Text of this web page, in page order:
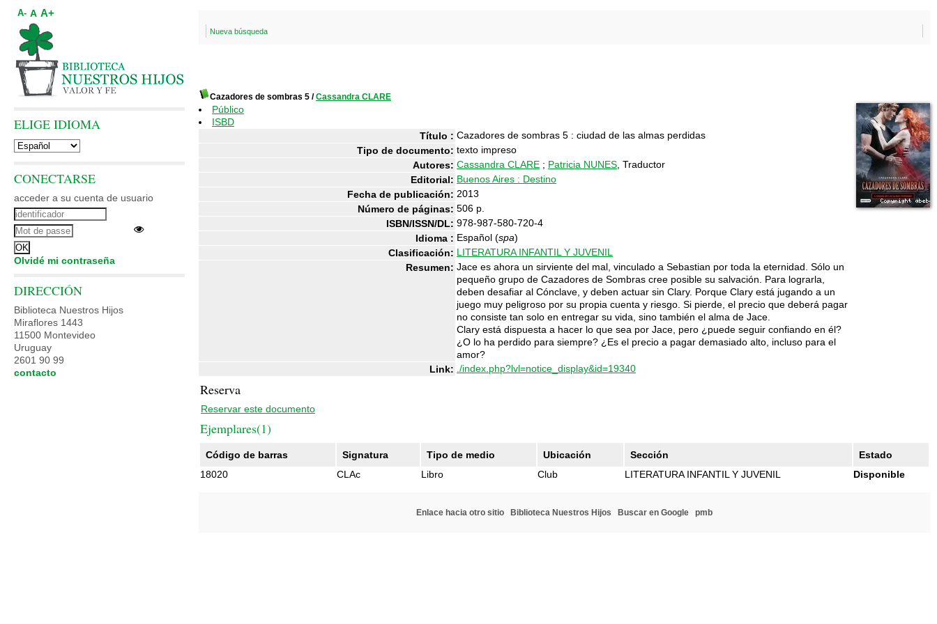
Nueva búsqueda
Cazadores de sombras 5 /Cassandra CLARE
Público
ISBD
Título : Cazadores de sombras 5 : ciudad de las almas perdidas
Tipo de documento: texto impreso
Autores: Cassandra CLARE ; Patricia NUNES , Traductor
Editorial: Buenos Aires : Destino
Fecha de publicación: 2013
Número de páginas: 506 p.
ISBN/ISSN/DL: 978-987-580-720-4
Idioma : Español (spa)
Clasificación: LITERATURA INFANTIL Y JUVENIL
Resumen: Jace es ahora un sirviente del mal, vinculado a Sebastian por toda la eternidad. Sólo un
pequeño grupo de Cazadores de Sombras cree posible su salvación. Para lograrla,
deben desafiar al Cónclave, y deben actuar sin Clary. Porque Clary está jugando a un
juego muy peligroso por su propia cuenta y riesgo. Si pierde, el precio que deberá pagar
no consiste tan solo en entregar su vida, sino también el alma de Jace.
Clary está dispuesta a hacer lo que sea por Jace, pero ¿puede seguir confiando en él?
¿O lo ha perdido para siempre? ¿Es el precio a pagar demasiado alto, incluso para el
amor?
Link: ./index.php?lvl=notice_display&id=19340
Reserva
Reservar este documento
Ejemplares(1)
Código de barras Signatura Tipo de medio Ubicación Sección
Estado
18020
CLAc Libro Club LITERATURA INFANTIL Y JUVENIL Disponible
Enlace hacia otro sitio Biblioteca Nuestros Hijos Buscar en Google pmb
A- A A+
ELIGE IDIOMA
CONECTARSE
acceder a su cuenta de usuario
Olvidé mi contraseña
DIRECCIÓN
Biblioteca Nuestros Hijos
Miraflores 1443
11500 Montevideo
Uruguay
2601 90 99
contacto